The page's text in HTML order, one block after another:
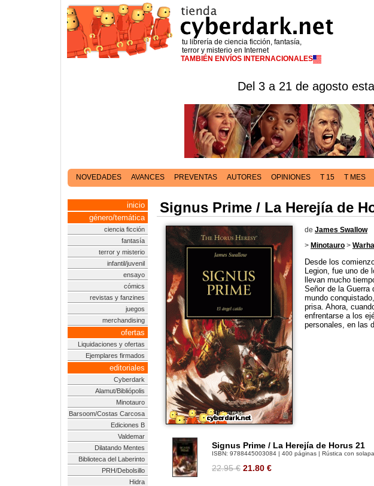
tu librería de ciencia ficción, fantasía,
terror y misterio en Internet
TAMBIÉN ENVÍOS INTERNACIONALES
Del 3 a 21 de agosto
NOVEDADES AVANCES PREVENTAS AUTORES OPINIONES T 15 T MES
inicio
género/temática
ciencia ficción
fantasía
terror y misterio
infantil/juvenil
ensayo
cómics
revistas y fanzines
juegos
merchandising
ofertas
Liquidaciones y ofertas
Ejemplares firmados
editoriales
Cyberdark
Alamut/Bibliópolis
Minotauro
Barsoom/Costas Carcosa
Ediciones B
Valdemar
Dilatando Mentes
Biblioteca del Laberinto
PRH/Debolsillo
Hidra
Signus Prime / La Herejía de
de James Swallow
> Minotauro >
Desde los
Legion, fue uno de
llevan mucho
Señor de la Guerra
mundo
prisa. Ahora,
enfrentarse a los
personales, en las
Signus Prime / La Herejía de Horus 21
ISBN: 9788445003084 | 400 páginas | Rústica con
22.95 € 21.80 €